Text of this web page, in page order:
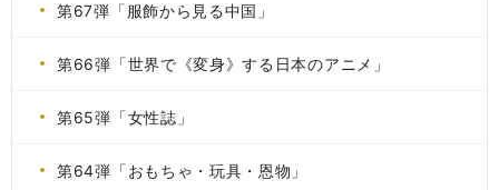
第67弾「服飾から見る中国」
第66弾「世界で《変身》する日本のアニメ」
第65弾「女性誌」
第64弾「おもちゃ・玩具・恩物」